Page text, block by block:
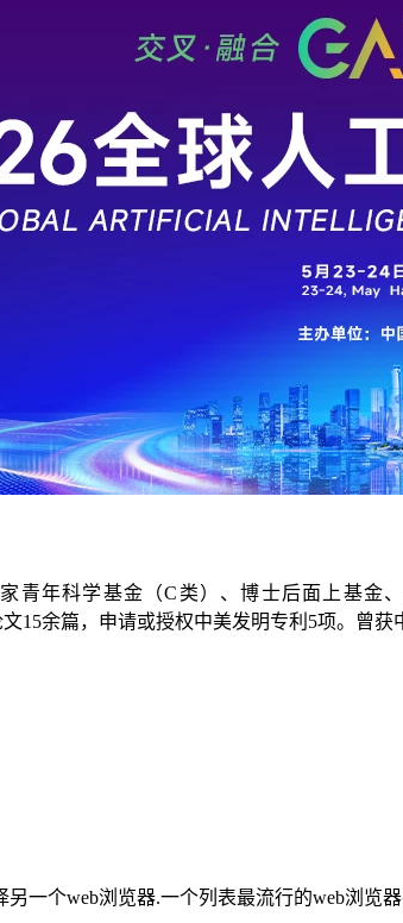
年科学基金（C类）、博士后面上基金
文15余篇，申请或授权中美发明专利5项。曾
一个web浏览器.一个列表最流行的web浏览